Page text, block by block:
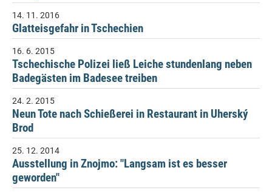
14. 11. 2016
Glatteisgefahr in Tschechien
16. 6. 2015
Tschechische Polizei ließ Leiche stundenlang neben
Badegästen im Badesee treiben
24. 2. 2015
Neun Tote nach Schießerei in Restaurant in Uherský
Brod
25. 12. 2014
Ausstellung in Znojmo: "Langsam ist es besser
geworden"